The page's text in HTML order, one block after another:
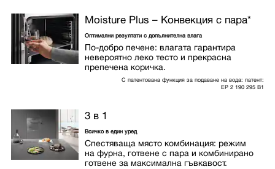
Moisture Plus – Конвекция с пара*
Оптимални резултати с допълнителна влага
По-добро печене: влагата гарантира
невероятно леко тесто и прекрасна
препечена коричка.
С патентована функция за подаване на вода: патент:
EP 2 190 295 B1
3 в 1
Всичко в един уред
Спестяваща място комбинация: режим
на фурна, готвене с пара и комбинирано
готвене за максимална гъвкавост.